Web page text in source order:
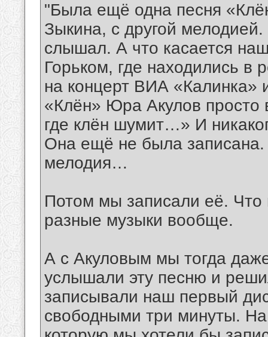
"Была ещё одна песня
Зыкина, с другой
слышал. А что касается
Горьком, где находились в
на концерт ВИА «Калинка»
«Клён» Юра Акулов просто
где клён шумит…» И
Она ещё не была
мелодия…
Потом мы записали её. Что
разные музыки вообще.
А с Акуловым мы тогда
услышали эту песню и
записывали наш первый
свободными три минуты.